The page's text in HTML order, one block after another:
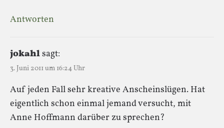
Antworten
jokahlsagt:
3. Juni 2011 um 16:24 Uhr
Auf jeden Fall sehr kreative Anscheinslügen. Hat
eigentlich schon einmal jemand versucht, mit
Anne Hoffmann darüber zu sprechen?